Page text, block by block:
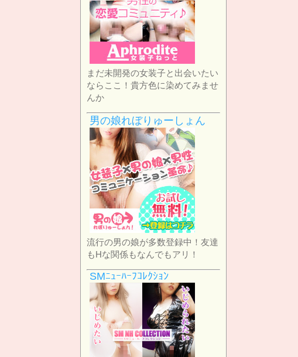
まだ未開発の女装子と出会いたい
ならここ！貴方色に染めてみませ
んか
男の娘れぼりゅーしょん
流行の男の娘が多数登録中！友達
もHな関係もなんでもアリ！
SMﾆｭｰﾊｰﾌｺﾚｸｼｮﾝ